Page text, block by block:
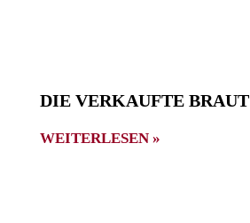
DIE VERKAUFTE BRAUT
WEITERLESEN »